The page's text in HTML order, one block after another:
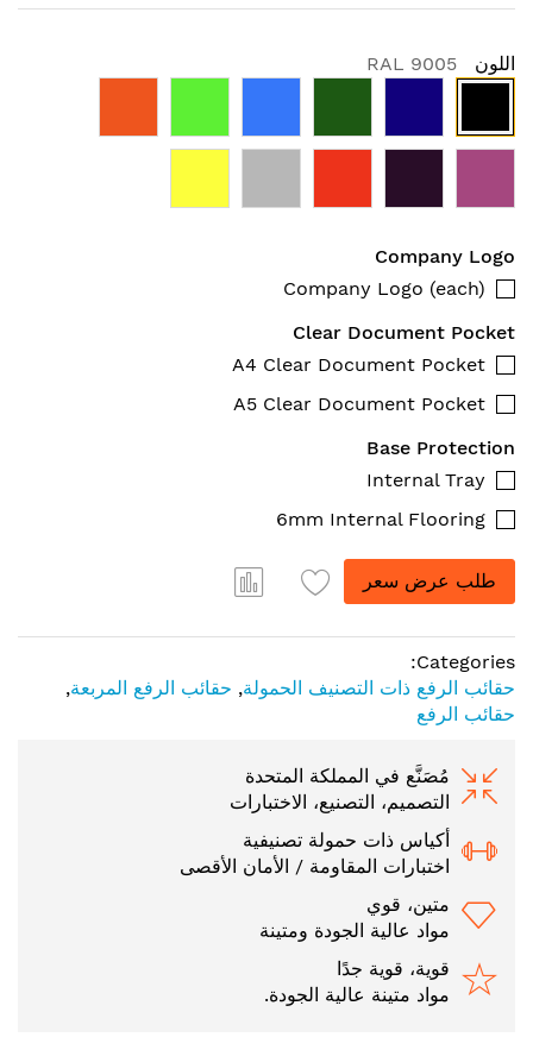
gallery
اللون RAL 9005
Company Logo
Company Logo (each)
Clear Document Pocket
A4 Clear Document Pocket
A5 Clear Document Pocket
Base Protection
Internal Tray
6mm Internal Flooring
طلب عرض سعر
Categories:
حقائب الرفع ذات التصنيف الحمولة, حقائب الرفع المربعة,
حقائب الرفع
مُصَنَّع في المملكة المتحدة
التصميم، التصنيع، الاختبارات
أكياس ذات حمولة تصنيفية
اختبارات المقاومة / الأمان الأقصى
متين، قوي
مواد عالية الجودة ومتينة
قوية، قوية جدًا
مواد متينة عالية الجودة.